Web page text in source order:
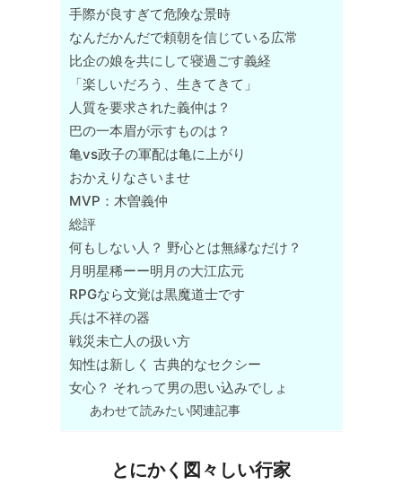
手際が良すぎて危険な景時
なんだかんだで頼朝を信じている広常
比企の娘を共にして寝過ごす義経
「楽しいだろう、生きてきて」
人質を要求された義仲は？
巴の一本眉が示すものは？
亀vs政子の軍配は亀に上がり
おかえりなさいませ
MVP：木曽義仲
総評
何もしない人？ 野心とは無縁なだけ？
月明星稀ーー明月の大江広元
RPGなら文覚は黒魔道士です
兵は不祥の器
戦災未亡人の扱い方
知性は新しく 古典的なセクシー
女心？ それって男の思い込みでしょ
あわせて読みたい関連記事
とにかく図々しい行家